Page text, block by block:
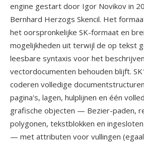
engine gestart door Igor Novikov in
Bernhard Herzogs Skencil. Het
het oorspronkelijke SK-formaat en
mogelijkheden uit terwijl de op tekst
leesbare syntaxis voor het
vectordocumenten behouden blijft.
coderen volledige
pagina's, lagen, hulplijnen en één
grafische objecten — Bezier-paden,
polygonen, tekstblokken en
— met attributen voor vullingen